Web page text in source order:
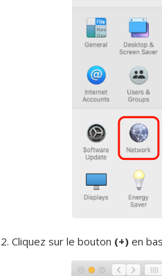
2. Cliquez sur le bouton (+) en